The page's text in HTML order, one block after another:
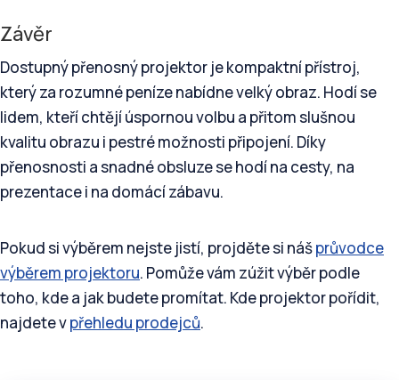
Závěr
Dostupný přenosný projektor je kompaktní přístroj,
který za rozumné peníze nabídne velký obraz. Hodí se
lidem, kteří chtějí úspornou volbu a přitom slušnou
kvalitu obrazu i pestré možnosti připojení. Díky
přenosnosti a snadné obsluze se hodí na cesty, na
prezentace i na domácí zábavu.
Pokud si výběrem nejste jistí, projděte si nášprůvodce
výběrem projektoru. Pomůže vám zúžit výběr podle
toho, kde a jak budete promítat. Kde projektor pořídit,
najdete vpřehledu prodejců.